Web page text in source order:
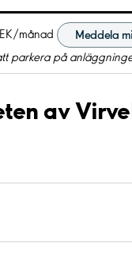
månad
Meddela
parkera på
av